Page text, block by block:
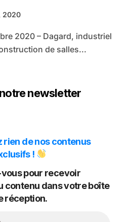
2020
de salles...
newsletter
rien de nos contenus
!
pour recevoir
contenu dans votre boîte
réception.